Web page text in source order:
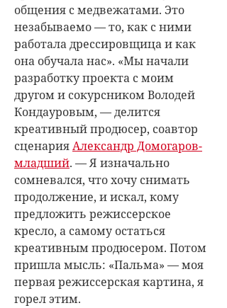
общения с медвежатами. Это
незабываемо — то, как с ними
работала дрессировщица и как
она обучала нас». «Мы начали
разработку проекта с моим
другом и сокурсником Володей
Кондауровым, — делится
креативный продюсер, соавтор
сценарияАлександр Домогаров-
младший. — Я изначально
сомневался, что хочу снимать
продолжение, и искал, кому
предложить режиссерское
кресло, а самому остаться
креативным продюсером. Потом
пришла мысль: «Пальма» — моя
первая режиссерская картина, я
горел этим.